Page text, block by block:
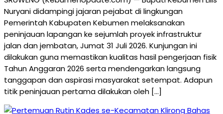
Nuryani didampingi jajaran pejabat di lingkungan
Pemerintah Kabupaten Kebumen melaksanakan
peninjauan lapangan ke sejumlah proyek infrastruktur
jalan dan jembatan, Jumat 31 Juli 2026. Kunjungan ini
dilakukan guna memastikan kualitas hasil pengerjaan fisik
Tahun Anggaran 2026 serta mendengarkan langsung
tanggapan dan aspirasi masyarakat setempat. Adapun
titik peninjauan pertama dilakukan oleh […]